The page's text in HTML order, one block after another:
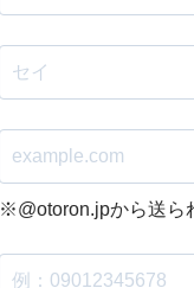
※@otoron.jpから送ら